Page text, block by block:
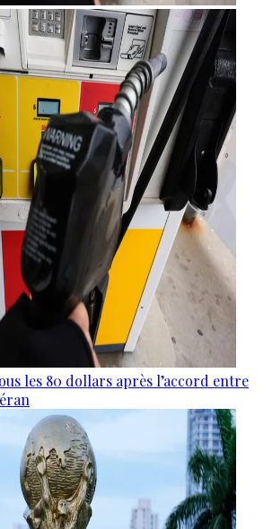
les 80 dollars après l’accord entre